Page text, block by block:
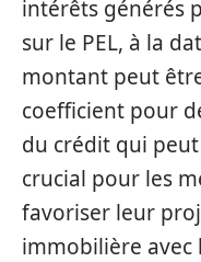
intérêts générés
sur le PEL, à la
montant peut
coefficient pour
du crédit qui
crucial pour les
favoriser leur
immobilière avec